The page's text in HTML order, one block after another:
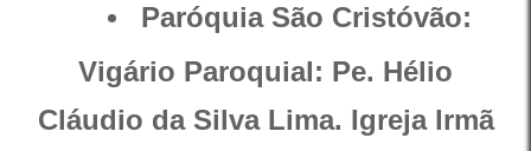
Paróquia São Cristóvão:
Vigário Paroquial: Pe. Hélio
Cláudio da Silva Lima. Igreja Irmã